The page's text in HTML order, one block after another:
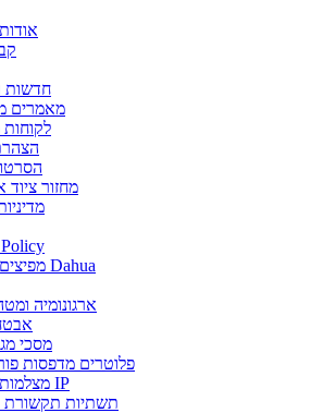
חדשות
מאמרים
לקוחות
מחזור ציוד
מפיצים מורשים Dahua
ארגונומיה
מסכי
פלוטרים מדפסות
מצלמות אבטחה IP
תשתיות תקשורת